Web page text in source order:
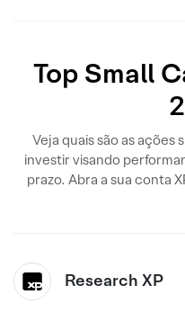
Top Small
Veja quais são as
investir visando
prazo. Abra a sua conta
Research XP